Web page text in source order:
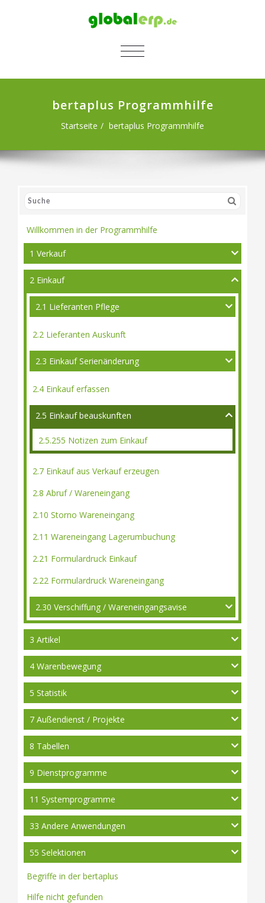
SCHALTE NAVIGATION
bertaplus Programmhilfe
Startseite bertaplus Programmhilfe
Willkommen in der Programmhilfe
1 Verkauf
2 Einkauf
2.1 Lieferanten Pflege
2.2 Lieferanten Auskunft
2.3 Einkauf Serienänderung
2.4 Einkauf erfassen
2.5 Einkauf beauskunften
2.5.255 Notizen zum Einkauf
2.7 Einkauf aus Verkauf erzeugen
2.8 Abruf / Wareneingang
2.10 Storno Wareneingang
2.11 Wareneingang Lagerumbuchung
2.21 Formulardruck Einkauf
2.22 Formulardruck Wareneingang
2.30 Verschiffung / Wareneingangsavise
3 Artikel
4 Warenbewegung
5 Statistik
7 Außendienst / Projekte
8 Tabellen
9 Dienstprogramme
11 Systemprogramme
33 Andere Anwendungen
55 Selektionen
Begriffe in der bertaplus
Hilfe nicht gefunden